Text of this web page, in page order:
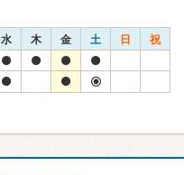
水 木 金 土 日 祝